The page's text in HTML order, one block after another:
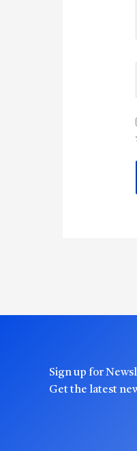
Sign up for
Get the latest